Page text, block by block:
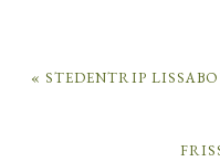
PREVIOUS
« STEDENTRIP